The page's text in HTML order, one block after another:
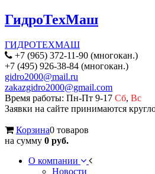
ГидроТехМаш
ГИДРОТЕХМАШ
+7 (965) 372-11-90 (многокан.)
+7 (495) 926-38-84 (многокан.)
gidro2000@mail.ru
zakazgidro2000@gmail.com
Время работы: Пн-Пт 9-17 Сб, Вс
Заявки на сайте принимаются
Корзина0 товаров
на сумму 0 руб.
О компании
Новости